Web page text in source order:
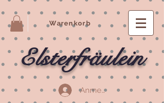
Warenkorb
Elsterfräulein
Anmelden